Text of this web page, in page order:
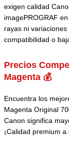
exigen calidad
imagePROGRAF
rayas ni
compatibilidad o
Precios
Magenta 💰
Encuentra los
Magenta Original
Canon significa
¡Calidad premium